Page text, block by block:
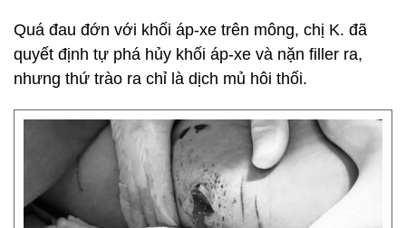
Quá đau đớn với khối áp-xe trên mông, chị K. đã
quyết định tự phá hủy khối áp-xe và nặn filler ra,
nhưng thứ trào ra chỉ là dịch mủ hôi thối.